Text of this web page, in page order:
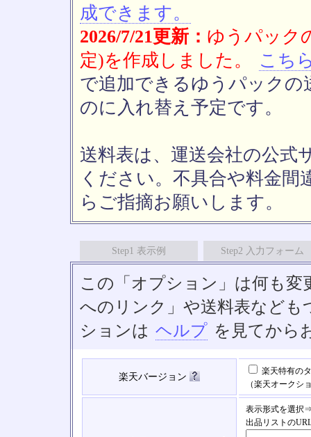
成できます。
2026/7/21更新： ゆうパック
定)を作成しました。
こち
で追加できるゆうパックの
のに入れ替え予定です。
送料表は、運送会社の公式
ください。不具合や料金間
らご指摘お願いします。
Step1 表示例 Step2 入力フォーム
この「オプション」は何も
へのリンク」や送料表など
ションは ヘルプ を見てから
楽天バージョン
楽天特有の
（楽天オークシ
表示形式を選択
出品リストの